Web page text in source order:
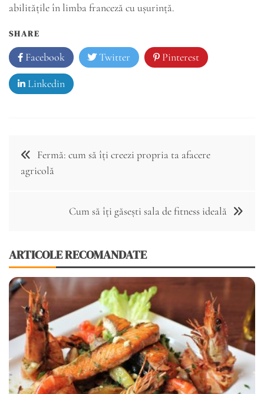
abilitățile în limba franceză cu ușurință.
SHARE
Facebook Twitter Pinterest
Linkedin
NavigareFermă: cum să îți creezi propria ta afacere
agricolă
Cum să îți găsești sala de fitness ideală
ARTICOLE RECOMANDATE